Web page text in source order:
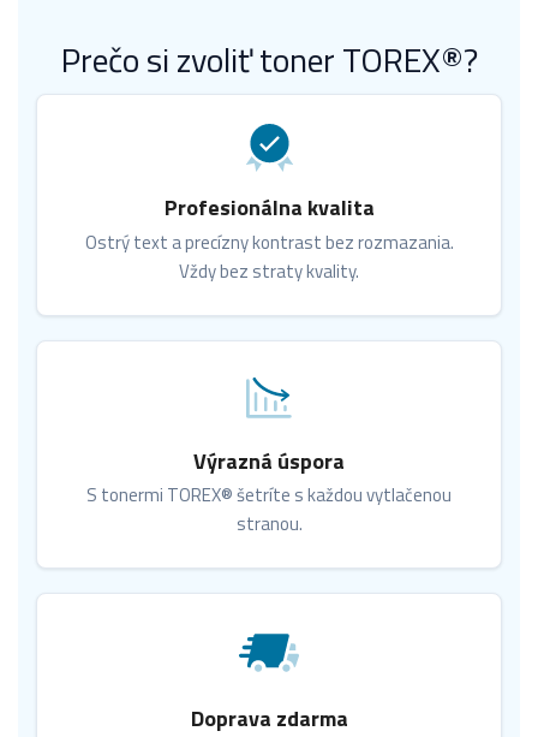
Prečo si zvoliť toner TOREX®?
Profesionálna kvalita
Ostrý text a precízny kontrast bez rozmazania.
Vždy bez straty kvality.
Výrazná úspora
S tonermi TOREX® šetríte s každou vytlačenou
stranou.
Doprava zdarma